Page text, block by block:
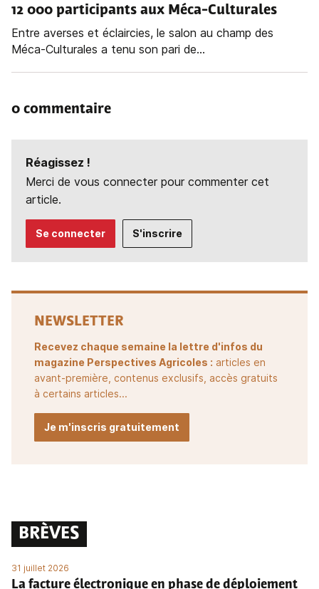
12 000 participants aux Méca-Culturales
Entre averses et éclaircies, le salon au champ des
Méca-Culturales a tenu son pari de...
0 commentaire
Réagissez !
Merci de vous connecter pour commenter cet
article.
Se connecter S'inscrire
NEWSLETTER
Recevez chaque semaine la lettre d'infos du
magazine Perspectives Agricoles : articles en
avant-première, contenus exclusifs, accès gratuits
à certains articles...
Je m'inscris gratuitement
BRÈVES
31 juillet 2026
La facture électronique en phase de déploiement